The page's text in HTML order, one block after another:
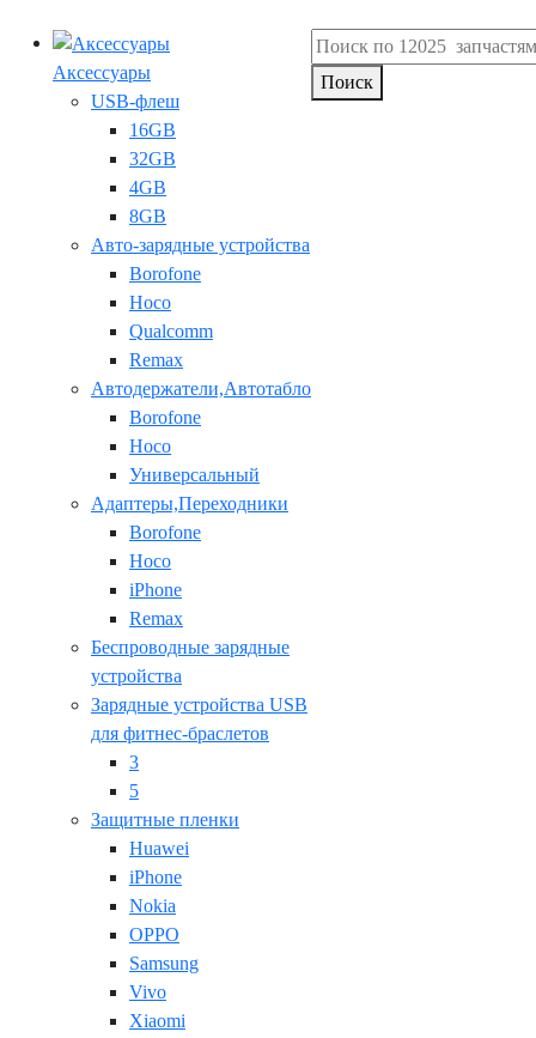
Аксессуары
USB-флеш
16GB
32GB
4GB
8GB
Авто-зарядные устройства
Borofone
Hoco
Qualcomm
Remax
Автодержатели,Автотабло
Borofone
Hoco
Универсальный
Адаптеры,Переходники
Borofone
Hoco
iPhone
Remax
Беспроводные зарядные
устройства
Зарядные устройства USB
для фитнес-браслетов
3
5
Защитные пленки
Huawei
iPhone
Nokia
OPPO
Samsung
Vivo
Xiaomi
Поиск